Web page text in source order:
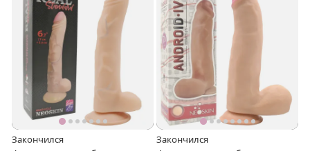
Закончился Закончился